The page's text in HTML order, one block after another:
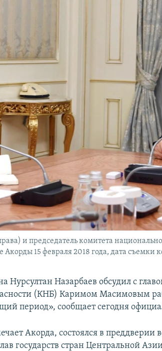
и председатель комитета
15 февраля 2018 года, дата съемки
Нурсултан Назарбаев обсудил с
(КНБ) Каримом Масимовым
период», сообщает сегодня
Акорда, состоялся в преддверии
государств стран Центральной